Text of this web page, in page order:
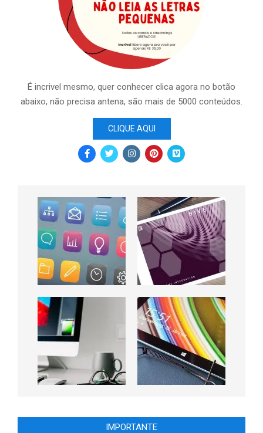
É incrivel mesmo, quer conhecer clica agora no botão
abaixo, não precisa antena, são mais de 5000 conteúdos.
CLIQUE AQUI
IMPORTANTE